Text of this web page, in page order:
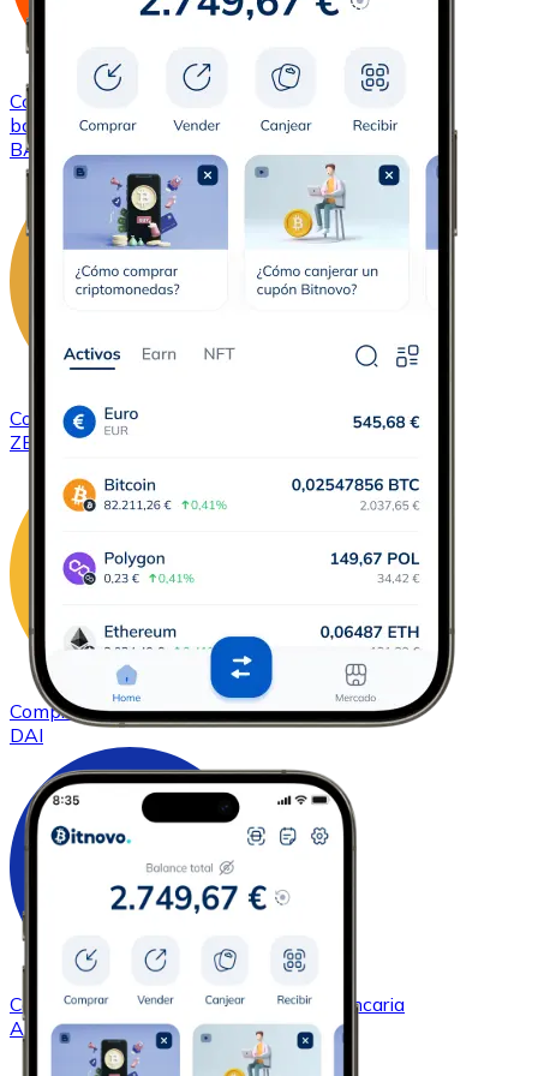
Comprar
bancaria
BAT
ComprarZCash
con transferencia bancaria
ZEC
ComprarDAIcon transferencia bancaria
DAI
ComprarCardanocon transferencia bancaria
ADA